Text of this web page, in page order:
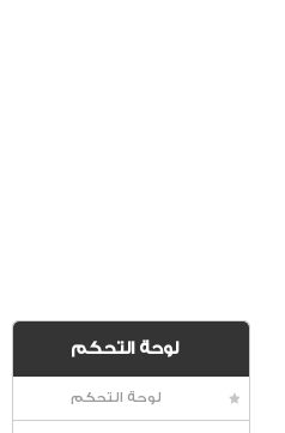
لوحة التحكم
لوحة التحكم